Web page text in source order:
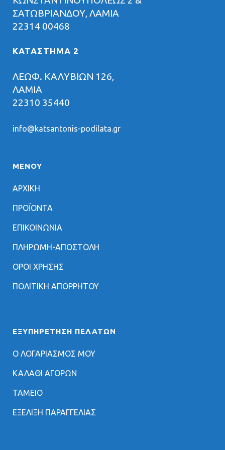
ΣΑΤΩΒΡΙΑΝΔΟΥ, ΛΑΜΙΑ
22314 00468
ΚΑΤΑΣΤΗΜΑ 2
ΛΕΩΦ. ΚΑΛΥΒΙΩΝ 126,
ΛΑΜΙΑ
22310 35440
info@katsantonis-podilata.gr
ΜΕΝΟΥ
ΑΡΧΙΚΗ
ΠΡΟΪΟΝΤΑ
ΕΠΙΚΟΙΝΩΝΙΑ
ΠΛΗΡΩΜΗ-ΑΠΟΣΤΟΛΗ
ΟΡΟΙ ΧΡΗΣΗΣ
ΠΟΛΙΤΙΚΗ ΑΠΟΡΡΗΤΟΥ
ΕΞΥΠΗΡΈΤΗΣΗ ΠΕΛΑΤΏΝ
Ο ΛΟΓΑΡΙΑΣΜΟΣ ΜΟΥ
ΚΑΛΑΘΙ ΑΓΟΡΩΝ
ΤΑΜΕΙΟ
ΕΞΕΛΙΞΗ ΠΑΡΑΓΓΕΛΙΑΣ